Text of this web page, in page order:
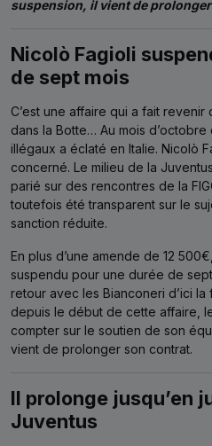
suspension, il vient de
Nicolò Fagioli
de sept mois
C’est une affaire qui a fait revenir
dans la Botte… Au mois
illégaux a éclaté en Italie. Nicolò
concerné. Le milieu de la
parié sur des rencontres de la
toutefois été transparent sur le
sanction réduite.
En plus d’une amende de 12
suspendu pour une durée de
retour avec les Bianconeri d’ici la
depuis le début de cette affaire,
compter sur le soutien de son
vient de prolonger son contrat.
Il prolonge jusqu’en
Juventus